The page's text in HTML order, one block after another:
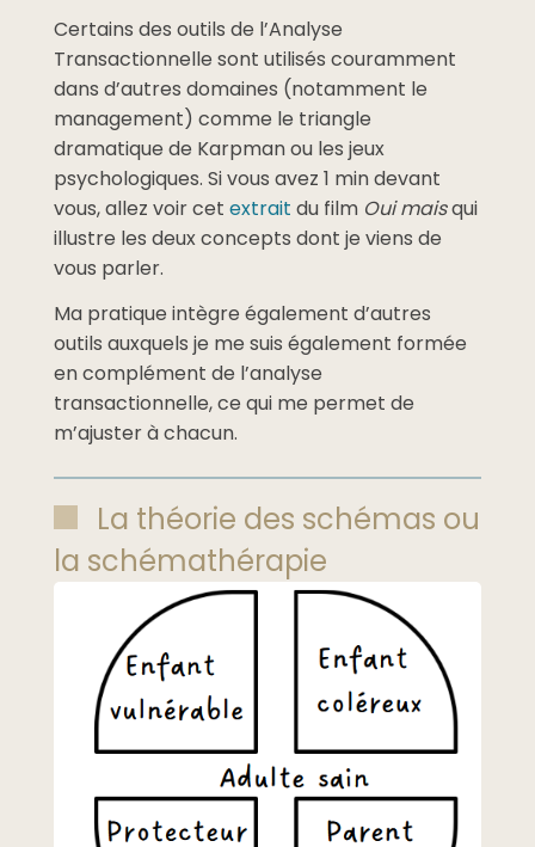
Certains des outils de l’Analyse
Transactionnelle sont utilisés couramment
dans d’autres domaines (notamment le
management) comme le triangle
dramatique de Karpman ou les jeux
psychologiques. Si vous avez 1 min devant
vous, allez voir cet extrait du film Oui maisqui
illustre les deux concepts dont je viens de
vous parler.
Ma pratique intègre également d’autres
outils auxquels je me suis également formée
en complément de l’analyse
transactionnelle, ce qui me permet de
m’ajuster à chacun.
La théorie des schémas ou
la schémathérapie